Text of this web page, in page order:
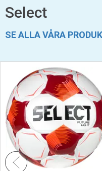
Select
SE ALLA VÅRA